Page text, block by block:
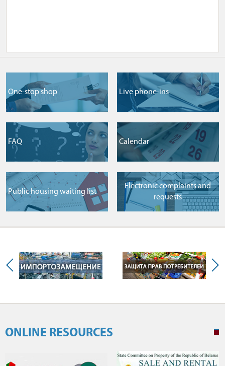
One-stop shop Live phone-ins
FAQ Сalendar
Public housing waiting list
Electronic complaints and
requests
ONLINE RESOURCES